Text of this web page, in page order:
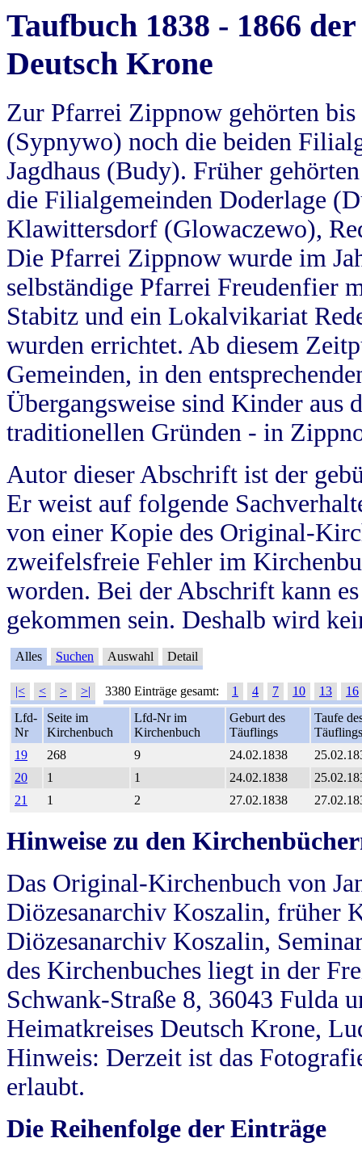
Taufbuch 1838 - 1866
Deutsch Krone
Zur Pfarrei Zippnow gehörten
(Sypnywo) noch die beiden
Jagdhaus (Budy). Früher
die Filialgemeinden Doderlage
Klawittersdorf (Glowaczewo),
Die Pfarrei Zippnow wurde im
selbständige Pfarrei Freudenfier
Stabitz und ein Lokalvikariat
wurden errichtet. Ab diesem
Gemeinden, in den
Übergangsweise sind Kinder aus
traditionellen Gründen - in
Autor dieser Abschrift ist der
Er weist auf folgende
von einer Kopie des Original-
zweifelsfreie Fehler im
worden. Bei der Abschrift kann
gekommen sein. Deshalb wird
Alles Suchen Auswahl Detail
|< < > >| 3380 Einträge gesamt: 1 4 7 10 13
16
Lfd-
Nr
Seite im
Kirchenbuch
Lfd-Nr im
Kirchenbuch
Geburt des
Täuflings
Taufe
Täuflings
19
268 9 24.02.1838
20
1 1 24.02.1838
21
1 2 27.02.1838
Hinweise zu den
Das Original-Kirchenbuch von
Diözesanarchiv Koszalin, früher
Diözesanarchiv Koszalin,
des Kirchenbuches liegt in der
Schwank-Straße 8, 36043 Fulda
Heimatkreises Deutsch Krone,
Hinweis: Derzeit ist das
erlaubt.
Die Reihenfolge der Einträge